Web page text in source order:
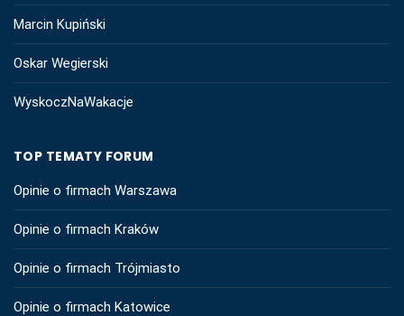
Marcin Kupiński
Oskar Wegierski
WyskoczNaWakacje
TOP TEMATY FORUM
Opinie o firmach Warszawa
Opinie o firmach Kraków
Opinie o firmach Trójmiasto
Opinie o firmach Katowice